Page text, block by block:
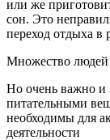
или же
сон. Это
переход отдыха в
Множество людей
Но очень важно и
питательными
необходимы для
деятельности